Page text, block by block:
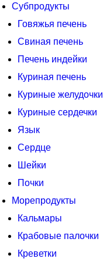
Субпродукты
Говяжья печень
Свиная печень
Печень индейки
Куриная печень
Куриные желудочки
Куриные сердечки
Язык
Сердце
Шейки
Почки
Морепродукты
Кальмары
Крабовые палочки
Креветки